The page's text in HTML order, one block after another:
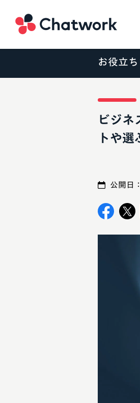
お役立
ビジネ
トや
公開日：